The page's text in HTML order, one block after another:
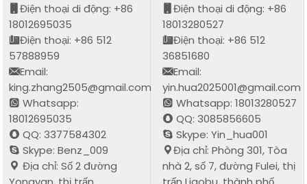
Điện thoại di động: +86
18012695035
Điện thoại: +86 512
57888959
Email:
king.zhang2505@gmail.com
Whatsapp:
18012695035
QQ: 3377584302
Skype: Benz_009
Địa chỉ: Số 2 đường
Điện thoại di động: +86
18013280527
Điện thoại: +86 512
36851680
Email:
yin.hua2025001@gmail.com
Whatsapp: 18013280527
QQ: 3085856605
Skype: Yin_hua001
Địa chỉ: Phòng 301, Tòa
nhà 2, số 7, đường Fulei, thị